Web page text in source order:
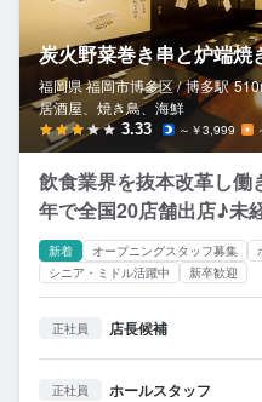
炭火野菜巻き串と炉端焼
福岡県 福岡市博多区 / 博多駅
居酒屋、焼き鳥、海鮮
3.33 ～￥3,999
飲食業界を抜本改革し
年で全国20店舗出店♪未
新着 オープニングスタッフ募集
シニア・ミドル活躍中
新卒歓迎
正社員 店長候補
正社員 ホールスタッフ